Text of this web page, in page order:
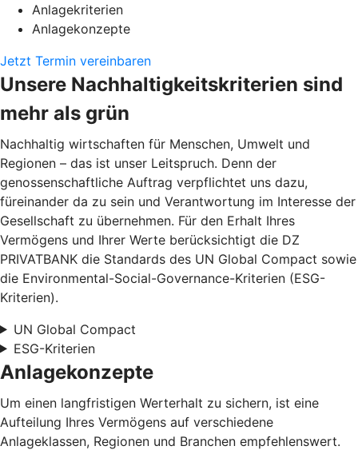
Anlagekriterien
Anlagekonzepte
Jetzt Termin vereinbaren
Unsere Nachhaltigkeitskriterien sind
mehr als grün
Nachhaltig wirtschaften für Menschen, Umwelt und
Regionen – das ist unser Leitspruch. Denn der
genossenschaftliche Auftrag verpflichtet uns dazu,
füreinander da zu sein und Verantwortung im Interesse der
Gesellschaft zu übernehmen. Für den Erhalt Ihres
Vermögens und Ihrer Werte berücksichtigt die DZ
PRIVATBANK die Standards des UN Global Compact sowie
die Environmental-Social-Governance-Kriterien (ESG-
Kriterien).
UN Global Compact
ESG-Kriterien
Anlagekonzepte
Um einen langfristigen Werterhalt zu sichern, ist eine
Aufteilung Ihres Vermögens auf verschiedene
Anlageklassen, Regionen und Branchen empfehlenswert.